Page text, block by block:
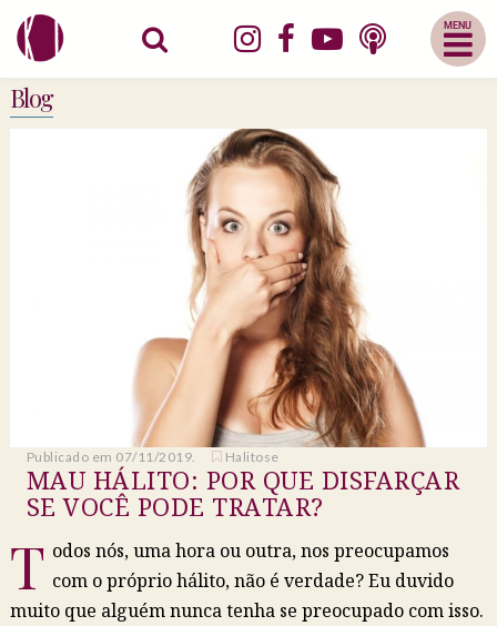
Abrir
Menu
Mobile
Blog
Publicado em 07/11/2019. Halitose
MAU HÁLITO: POR QUE DISFARÇAR
SE VOCÊ PODE TRATAR?
T odos nós, uma hora ou outra, nos preocupamos
com o próprio hálito, não é verdade? Eu duvido
muito que alguém nunca tenha se preocupado com isso.